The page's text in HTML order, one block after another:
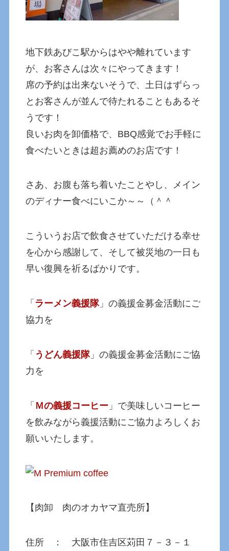
地下鉄あびこ駅からはやや離れています
が、お客さんは次々にやってきます！
席の予約は出来ないそうで、土日はずらっ
とお客さんが並んで待たれることもあるそ
うです！
良いお肉を卸価格で、BBQ感覚でお手軽に
食べたいときは超お薦めのお店です！
さあ、お腹も落ち着いたことやし、メイン
のディナー食べにいこか～～（＾＾
こういうお店で飲食させていただける幸せ
を心から感謝して、そして被災地の一日も
早い復興を祈るばかりです。
「 ラーメン義援隊」の義援金募金活動にご
協力を
「 うどん義援隊」の義援金募金活動にご協
力を
「 Ｍの義援コーヒー 」で美味しいコーヒー
を飲みながら義援活動にご協力よろしくお
願いいたします。
【肉卸 肉のオカヤマ直売所】
住所 ： 大阪市住吉区苅田７－３－１